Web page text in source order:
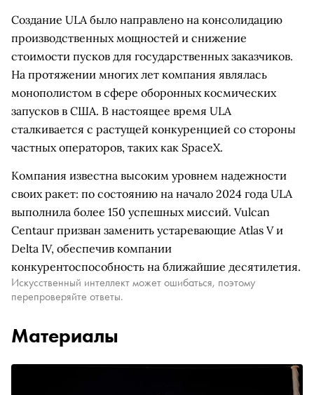
Создание ULA было направлено на консолидацию
производственных мощностей и снижение
стоимости пусков для государственных заказчиков.
На протяжении многих лет компания являлась
монополистом в сфере оборонных космических
запусков в США. В настоящее время ULA
сталкивается с растущей конкуренцией со стороны
частных операторов, таких как SpaceX.
Компания известна высоким уровнем надежности
своих ракет: по состоянию на начало 2024 года ULA
выполнила более 150 успешных миссий. Vulcan
Centaur призван заменить устаревающие Atlas V и
Delta IV, обеспечив компании
конкурентоспособность на ближайшие десятилетия.
Искусственный интеллект может ошибаться, поэтому
перепроверяйте ответы.
Материалы